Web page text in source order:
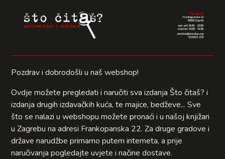
Pozdrav i dobrodošli u naš webshop!
Ovdje možete pregledati i naručiti sva izdanja Što čitaš? i
izdanja drugih izdavačkih kuća, te majice, bedževe... Sve
što se nalazi u webshopu možete pronaći i u našoj knjižari
u Zagrebu na adresi Frankopanska 22. Za druge gradove i
države narudžbe primamo putem interneta, a prije
naručivanja pogledajte uvjete i načine dostave.